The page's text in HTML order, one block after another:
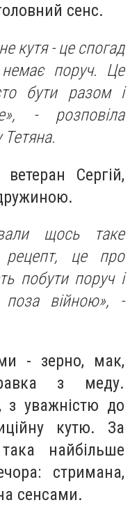
сенс.
кутя - це спогад
поруч. Це
бути разом і
- розповіла
Сергій,
щось таке
це про
побути поруч і
війною», -
- зерно, мак,
з меду.
з уважністю до
кутю. За
найбільше
стримана,
сенсами.